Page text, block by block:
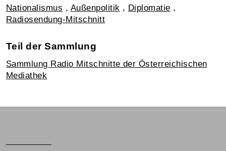
Nationalismus , Außenpolitik , Diplomatie ,
Radiosendung-Mitschnitt
Teil der Sammlung
Sammlung Radio Mitschnitte der Österreichischen
Mediathek